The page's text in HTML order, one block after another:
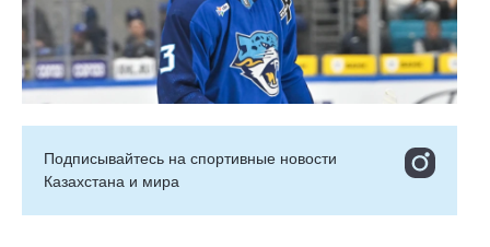
Подписывайтесь на cпортивные новости
Казахстана и мира